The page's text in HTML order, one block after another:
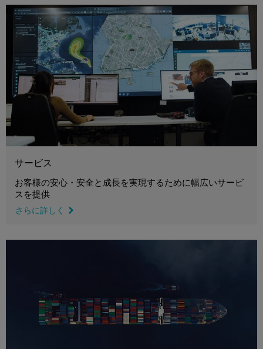
サービス
お客様の安心・安全と成長を実現するために幅広いサービ
スを提供
さらに詳しく